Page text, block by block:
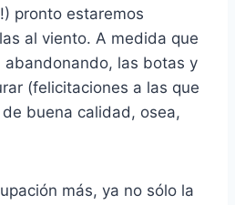
pronto estaremos
al viento. A medida que
abandonando, las botas y
(felicitaciones a las que
buena calidad, osea,
más, ya no sólo la